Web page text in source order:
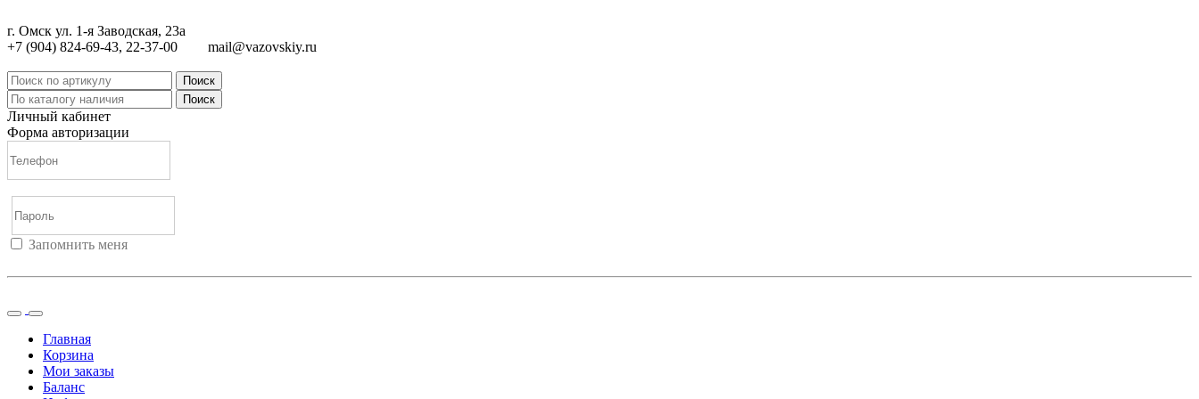
г. Омск ул. 1-я Заводская, 23а
+7 (904) 824-69-43, 22-37-00
mail@vazovskiy.ru
Поиск
Поиск
Личный кабинет
Форма авторизации
Запомнить меня
Главная
Корзина
Мои заказы
Баланс